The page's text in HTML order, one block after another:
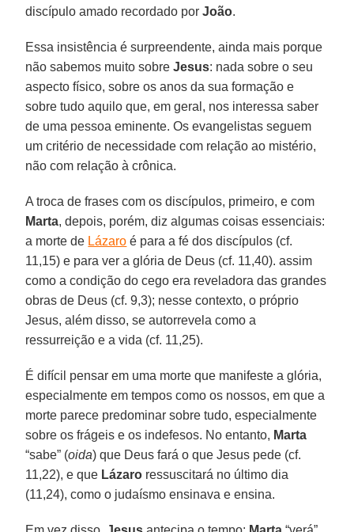
discípulo amado recordado porJoão.
Essa insistência é surpreendente, ainda mais porque
não sabemos muito sobreJesus: nada sobre o seu
aspecto físico, sobre os anos da sua formação e
sobre tudo aquilo que, em geral, nos interessa saber
de uma pessoa eminente. Os evangelistas seguem
um critério de necessidade com relação ao mistério,
não com relação à crônica.
A troca de frases com os discípulos, primeiro, e com
Marta, depois, porém, diz algumas coisas essenciais:
a morte de Lázaro é para a fé dos discípulos (cf.
11,15) e para ver a glória de Deus (cf. 11,40). assim
como a condição do cego era reveladora das grandes
obras de Deus (cf. 9,3); nesse contexto, o próprio
Jesus, além disso, se autorrevela como a
ressurreição e a vida (cf. 11,25).
É difícil pensar em uma morte que manifeste a glória,
especialmente em tempos como os nossos, em que a
morte parece predominar sobre tudo, especialmente
sobre os frágeis e os indefesos. No entanto, Marta
“sabe” (oida) que Deus fará o que Jesus pede (cf.
11,22), e que Lázaro ressuscitará no último dia
(11,24), como o judaísmo ensinava e ensina.